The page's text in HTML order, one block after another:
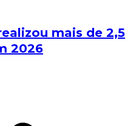
mais de 2,5
2026